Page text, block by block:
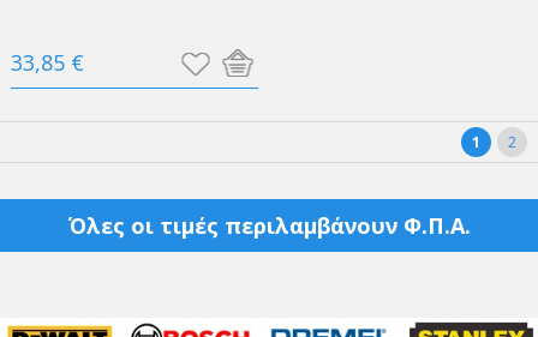
33,85 €
1 2
Όλες οι τιμές περιλαμβάνουν Φ.Π.Α.